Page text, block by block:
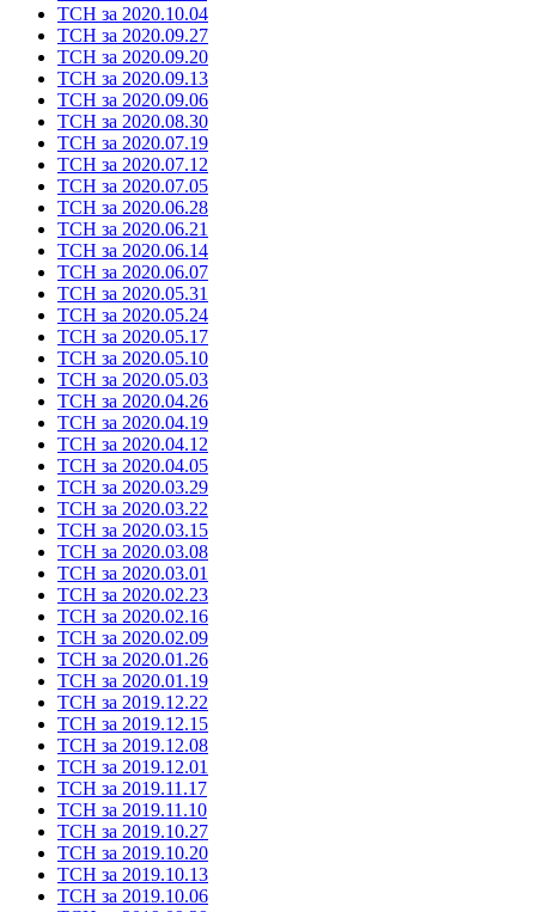
ТСН за 2020.10.04
ТСН за 2020.09.27
ТСН за 2020.09.20
ТСН за 2020.09.13
ТСН за 2020.09.06
ТСН за 2020.08.30
ТСН за 2020.07.19
ТСН за 2020.07.12
ТСН за 2020.07.05
ТСН за 2020.06.28
ТСН за 2020.06.21
ТСН за 2020.06.14
ТСН за 2020.06.07
ТСН за 2020.05.31
ТСН за 2020.05.24
ТСН за 2020.05.17
ТСН за 2020.05.10
ТСН за 2020.05.03
ТСН за 2020.04.26
ТСН за 2020.04.19
ТСН за 2020.04.12
ТСН за 2020.04.05
ТСН за 2020.03.29
ТСН за 2020.03.22
ТСН за 2020.03.15
ТСН за 2020.03.08
ТСН за 2020.03.01
ТСН за 2020.02.23
ТСН за 2020.02.16
ТСН за 2020.02.09
ТСН за 2020.01.26
ТСН за 2020.01.19
ТСН за 2019.12.22
ТСН за 2019.12.15
ТСН за 2019.12.08
ТСН за 2019.12.01
ТСН за 2019.11.17
ТСН за 2019.11.10
ТСН за 2019.10.27
ТСН за 2019.10.20
ТСН за 2019.10.13
ТСН за 2019.10.06